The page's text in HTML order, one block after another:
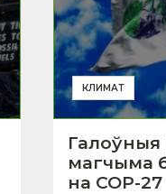
КЛИМАТ
Галоўныя
магчыма
на COP-27